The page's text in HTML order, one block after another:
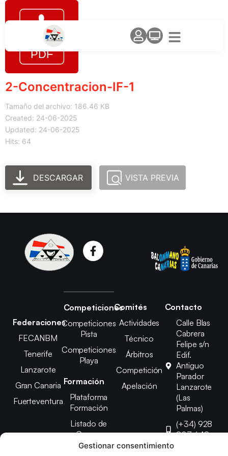
Gestionar consentimiento
2-Concentracion-IF-1
Tamaño del archivo: 186.46 KB
Created: 24-06-2025
Updated: 24-06-2025
Hits: 64
DESCARGAR VISTA PREVIA
Federaciones
FECANBM
Tenerife
Lanzarote
Gran Canaria
Fuerteventura
Competiciones
Competiciones
Pista
Competiciones
Playa
Formación
Plataforma
Formación
Listado de
Cursos
Comités
Actividades
Técnico
Árbitros
Competición
Apelación
Contacto
Calle Blas
Cabrera
Felipe s/n
Edif.
Antiguo
Parador
Lanzarote
(Las
Palmas)
(+34) 928
807 648